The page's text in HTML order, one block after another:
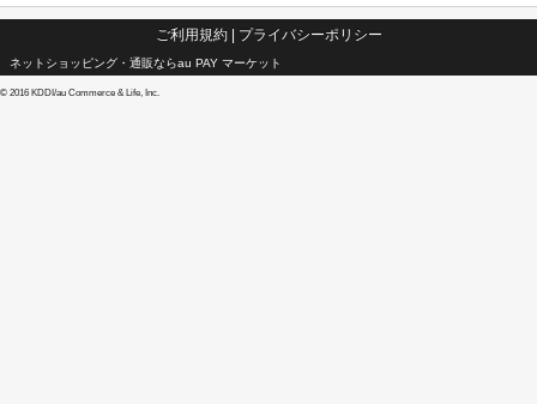
ご利用規約| プライバシーポリシー
ネットショッピング・通販ならau PAY マーケット
© 2016 KDDI/au Commerce & Life, Inc.